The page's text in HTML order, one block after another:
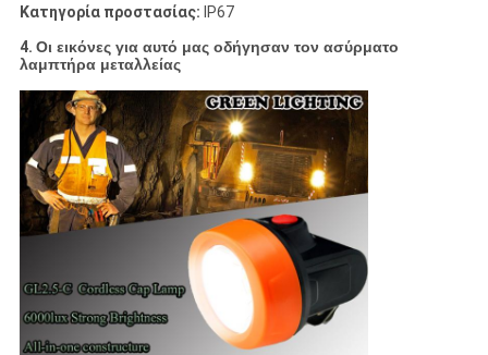
Κατηγορία προστασίας: IP67
4. Οι εικόνες για αυτό μας οδήγησαν τον ασύρματο
λαμπτήρα μεταλλείας